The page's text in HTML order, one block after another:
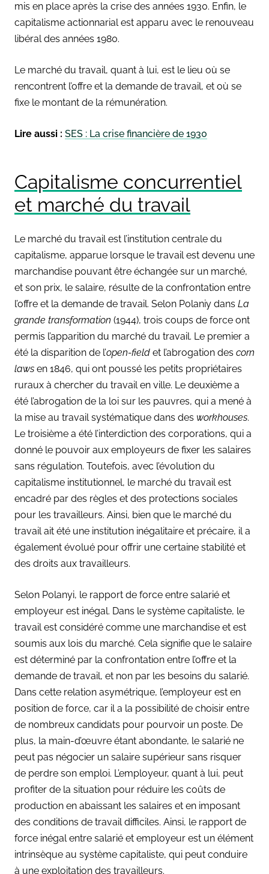
mis en place après la crise des années 1930. Enfin, le
capitalisme actionnarial est apparu avec le renouveau
libéral des années 1980.
Le marché du travail, quant à lui, est le lieu où se
rencontrent l’offre et la demande de travail, et où se
fixe le montant de la rémunération.
Lire aussi : SES : La crise financière de 1930
Capitalisme concurrentiel
et marché du travail
Le marché du travail est l’institution centrale du
capitalisme, apparue lorsque le travail est devenu une
marchandise pouvant être échangée sur un marché,
et son prix, le salaire, résulte de la confrontation entre
l’offre et la demande de travail. Selon Polaniy dans La
grande transformation (1944), trois coups de force ont
permis l’apparition du marché du travail. Le premier a
été la disparition de l’open-field et l’abrogation des corn
laws en 1846, qui ont poussé les petits propriétaires
ruraux à chercher du travail en ville. Le deuxième a
été l’abrogation de la loi sur les pauvres, qui a mené à
la mise au travail systématique dans des workhouses.
Le troisième a été l’interdiction des corporations, qui a
donné le pouvoir aux employeurs de fixer les salaires
sans régulation. Toutefois, avec l’évolution du
capitalisme institutionnel, le marché du travail est
encadré par des règles et des protections sociales
pour les travailleurs. Ainsi, bien que le marché du
travail ait été une institution inégalitaire et précaire, il a
également évolué pour offrir une certaine stabilité et
des droits aux travailleurs.
Selon Polanyi, le rapport de force entre salarié et
employeur est inégal. Dans le système capitaliste, le
travail est considéré comme une marchandise et est
soumis aux lois du marché. Cela signifie que le salaire
est déterminé par la confrontation entre l’offre et la
demande de travail, et non par les besoins du salarié.
Dans cette relation asymétrique, l’employeur est en
position de force, car il a la possibilité de choisir entre
de nombreux candidats pour pourvoir un poste. De
plus, la main-d’œuvre étant abondante, le salarié ne
peut pas négocier un salaire supérieur sans risquer
de perdre son emploi. L’employeur, quant à lui, peut
profiter de la situation pour réduire les coûts de
production en abaissant les salaires et en imposant
des conditions de travail difficiles. Ainsi, le rapport de
force inégal entre salarié et employeur est un élément
intrinsèque au système capitaliste, qui peut conduire
à une exploitation des travailleurs.